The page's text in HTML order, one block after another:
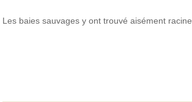
Les baies sauvages y ont trouvé aisément racine.